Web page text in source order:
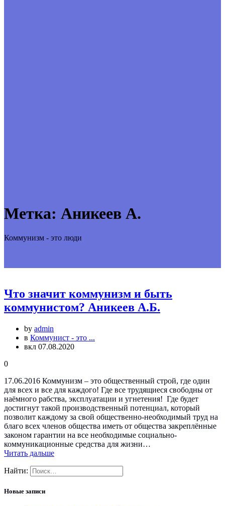
Метка: Аникеев А.
Коммунизм - это люди
Что значит коммунизм и быть
коммунистом? Аникеев А.Б.
by admin
в Коммунист - это ...
вкл 07.08.2020
0
17.06.2016 Коммунизм – это общественный строй, где один
для всех и все для каждого! Где все трудящиеся свободны от
наёмного рабства, эксплуатации и угнетения! Где будет
достигнут такой производственный потенциал, который
позволит каждому за свой общественно-необходимый труд на
благо всех членов общества иметь от общества закреплённые
законом гарантии на все необходимые социально-
коммуникационные средства для жизни…
Читать дальше
Найти:
Новые записи